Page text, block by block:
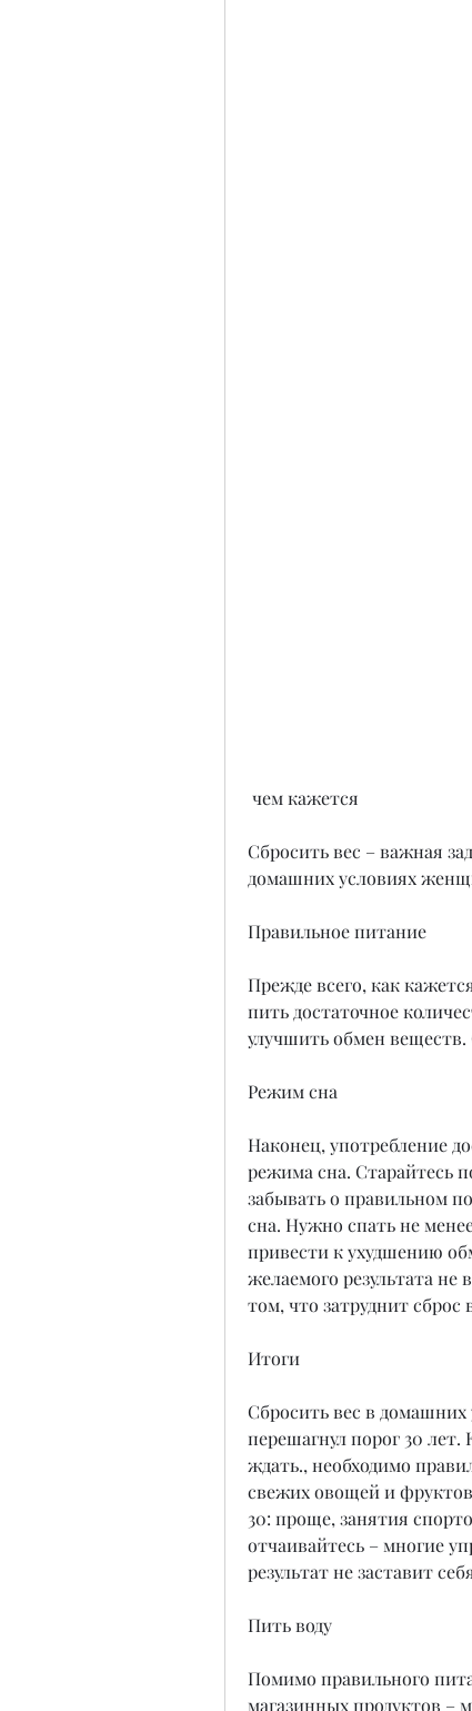
чем кажется
Сбросить вес – важная
домашних условиях
Правильное питание
Прежде всего, как
пить достаточное
улучшить обмен веществ.
Режим сна
Наконец, употребление
режима сна. Старайтесь
забывать о правильном
сна. Нужно спать не
привести к ухудшению
желаемого результата не
том, что затруднит сброс
Итоги
Сбросить вес в
перешагнул порог 30 лет.
ждать., необходимо
свежих овощей и
30: проще, занятия
отчаивайтесь – многие
результат не заставит
Пить воду
Помимо правильного
магазинных продуктов –